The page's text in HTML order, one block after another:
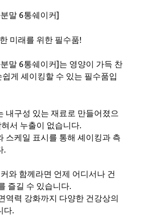
말 6통쉐이커]
미래를 위한 필수품!
말 6통쉐이커]는 영양이 가득 찬
게 셰이킹할 수 있는 필수품입
내구성 있는 재료로 만들어졌으
서 누출이 없습니다.
스케일 표시를 통해 셰이킹과 측
.
와 함께라면 언제 어디서나 건
즐길 수 있습니다.
역력 강화까지 다양한 건강상의
다.